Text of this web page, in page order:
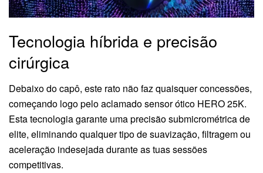
Tecnologia híbrida e precisão
cirúrgica
Debaixo do capô, este rato não faz quaisquer concessões,
começando logo pelo aclamado sensor ótico HERO 25K.
Esta tecnologia garante uma precisão submicrométrica de
elite, eliminando qualquer tipo de suavização, filtragem ou
aceleração indesejada durante as tuas sessões
competitivas.